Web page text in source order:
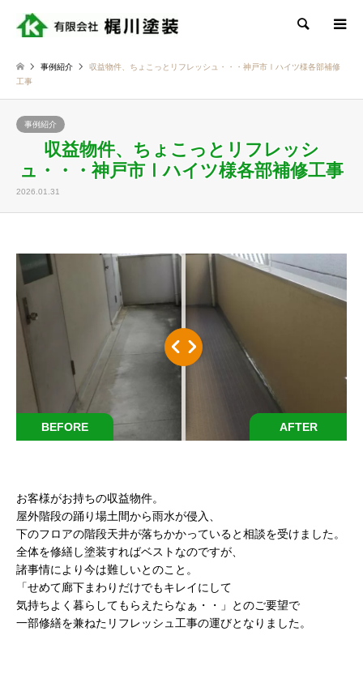
検索
事例紹介
収益物件、ちょこっとリフレッシュ・・・神戸市Ⅰハイツ様各部補修
工事
事例紹介
収益物件、ちょこっとリフレッシ
ュ・・・神戸市Ⅰハイツ様各部補修工事
2026.01.31
BEFORE AFTER
お客様がお持ちの収益物件。
屋外階段の踊り場土間から雨水が侵入、
下のフロアの階段天井が落ちかかっていると相談を受けました。
全体を修繕し塗装すればベストなのですが、
諸事情により今は難しいとのこと。
「せめて廊下まわりだけでもキレイにして
気持ちよく暮らしてもらえたらなぁ・・」とのご要望で
一部修繕を兼ねたリフレッシュ工事の運びとなりました。